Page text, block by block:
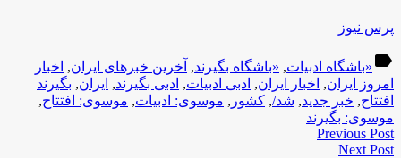
پرس نیوز
label «‌باشگاه ادبیات, «‌باشگاه بگیرند, آخرین خبرهای ایران, اخبار
امروز ایران, اخبار ایران, ادبی ادبیات, ادبی بگیرند, ایران, بگیرند
افتتاح, خبر جدید, شد/, کشور , موسوی: ادبیات, موسوی: افتتاح,
موسوی: بگیرند
Previous Post
Next Post